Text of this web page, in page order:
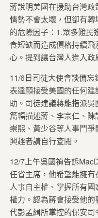
蔣說明美國在援助台灣
情勢不會太壞，但卻有
的危險因子：1.眾多難民
食短缺而造成價格持續
心。提到讓台灣人進入政
11/6日司徒大使會談備
表達願接受美國的任何
助。司徒建議蔣能指派
篇幅描述蔣、李宗仁、
崇熙、黃少谷等人事鬥
興趣者請自行查閱。
12/7上午吳國禎告訴
任省主席，他希望能擁
人事自主權、掌握所有
權力。認為蔣會接受他
代彭孟緝所掌控的保安